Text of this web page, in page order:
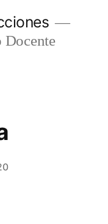
Docente